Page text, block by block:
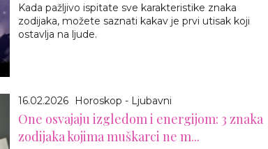
Kada pažljivo ispitate sve karakteristike znaka
zodijaka, možete saznati kakav je prvi utisak koji
ostavlja na ljude.
16.02.2026 Horoskop - Ljubavni
One osvajaju izgledom i energijom: 3 znaka
zodijaka kojima muškarci ne m...